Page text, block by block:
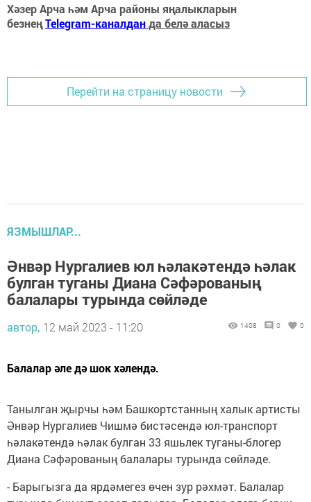
Хәзер Арча һәм Арча районы яңалыкларын
безнеңTelegram-каналданда белә аласыз
Перейти на страницу новости
ЯЗМЫШЛАР...
Әнвәр Нургалиев юл һәлакәтендә һәлак
булган туганы Диана Сәфәрованың
балалары турында сөйләде
автор, 12 май 2023 - 11:20 1408 0 0
Балалар әле дә шок хәлендә.
Танылган җырчы һәм Башкортстанның халык артисты
Әнвәр Нургалиев Чишмә бистәсендә юл-транспорт
һәлакәтендә һәлак булган 33 яшьлек туганы-блогер
Диана Сәфәрованың балалары турында сөйләде.
- Барыгызга да ярдәмегез өчен зур рәхмәт. Балалар